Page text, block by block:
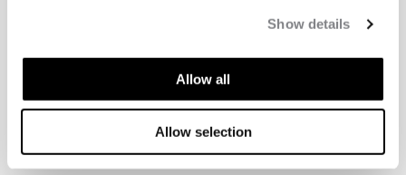
Show details
Allow all
Allow selection